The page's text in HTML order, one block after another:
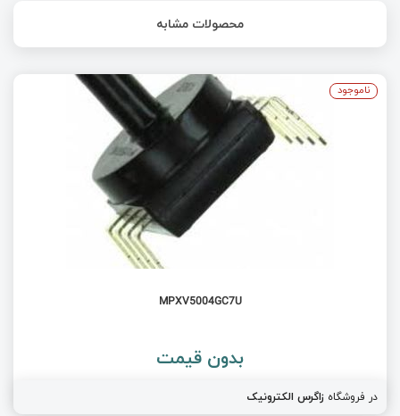
محصولات مشابه
MPXV5004GC7U
بدون قیمت
در فروشگاه زاگرس الکترونیک
ناموجود